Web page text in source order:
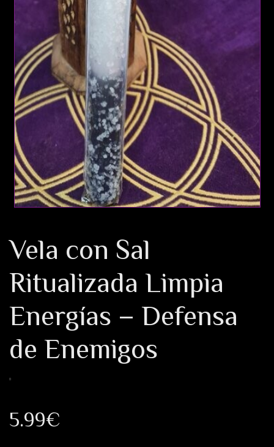
Vela con Sal
Ritualizada Limpia
Energías – Defensa
de Enemigos
5.99€